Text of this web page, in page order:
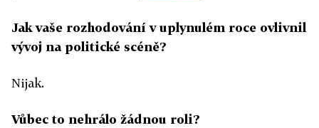
Jak vaše rozhodování v uplynulém roce ovlivnil
vývoj na politické scéně?
Nijak.
Vůbec to nehrálo žádnou roli?